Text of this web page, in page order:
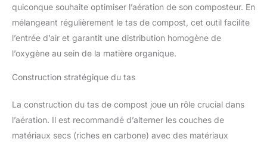
quiconque souhaite optimiser l’aération de son composteur. En
mélangeant régulièrement le tas de compost, cet outil facilite
l’entrée d’air et garantit une distribution homogène de
l’oxygène au sein de la matière organique.
Construction stratégique du tas
La construction du tas de compost joue un rôle crucial dans
l’aération. Il est recommandé d’alterner les couches de
matériaux secs (riches en carbone) avec des matériaux